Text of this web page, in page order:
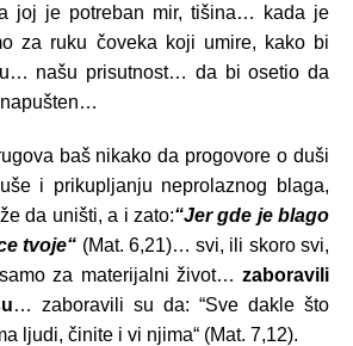
joj je potreban mir, tišina… kada je
za ruku čoveka koji umire, kako bi
našu prisutnost… da bi osetio da
baš nikako da progovore o duši
i prikupljanju neprolaznog blaga,
da uništi, a i zato:“Jer gde je blago
tvoje“ (Mat. 6,21)… svi, ili skoro svi,
za materijalni život… zaboravili
… zaboravili su da: “Sve dakle što
ljudi, činite i vi njima“ (Mat. 7,12).